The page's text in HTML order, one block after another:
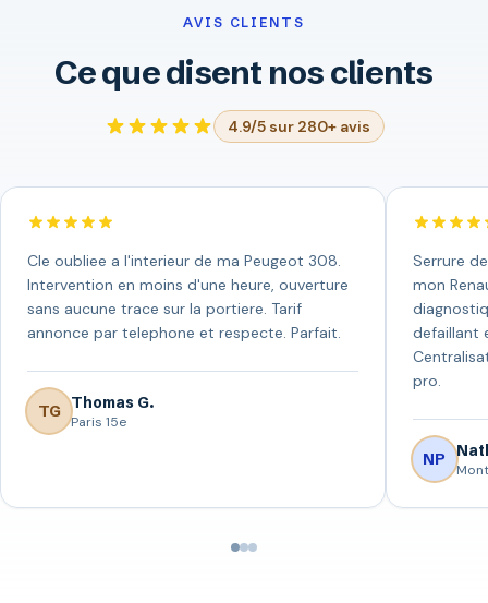
AVIS CLIENTS
Ce que disent nos clients
4.9/5 sur 280+ avis
Cle oubliee a l'interieur de ma Peugeot 308.
Intervention en moins d'une heure, ouverture
sans aucune trace sur la portiere. Tarif
annonce par telephone et respecte. Parfait.
TG Thomas G.
Paris 15e
Serrure
mon
defaillant
pro.
NP